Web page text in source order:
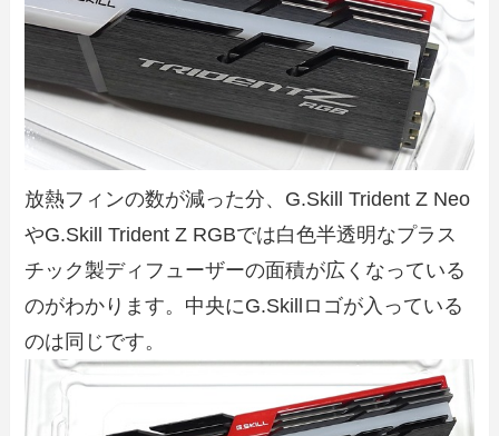
放熱フィンの数が減った分、G.Skill Trident Z Neo
やG.Skill Trident Z RGBでは白色半透明なプラス
チック製ディフューザーの面積が広くなっている
のがわかります。中央にG.Skillロゴが入っている
のは同じです。